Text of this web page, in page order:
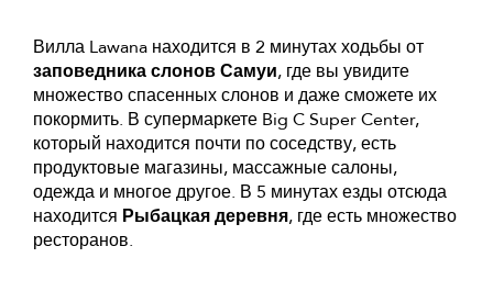
Вилла Lawana находится в 2 минутах ходьбы от
заповедника слонов Самуи, где вы увидите
множество спасенных слонов и даже сможете их
покормить. В супермаркете Big C Super Center,
который находится почти по соседству, есть
продуктовые магазины, массажные салоны,
одежда и многое другое. В 5 минутах езды отсюда
находится Рыбацкая деревня, где есть множество
ресторанов.